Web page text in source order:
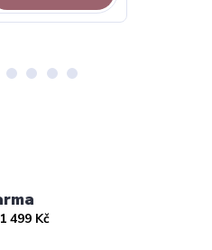
499 Kč